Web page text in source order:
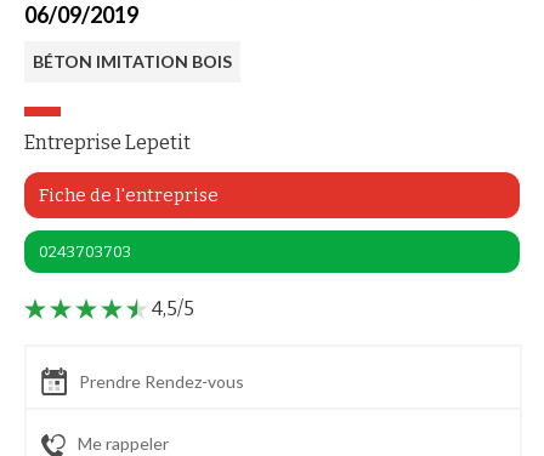
06/09/2019
BÉTON IMITATION BOIS
Entreprise Lepetit
Fiche de l'entreprise
0243703703
4,5/5
Prendre Rendez-vous
Me rappeler